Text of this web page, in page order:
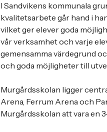
I Sandvikens kommunala
kvalitetsarbete går hand i
vilket ger elever goda
vår verksamhet och varje
gemensamma värdegrund
och goda möjligheter till
Murgårdsskolan ligger
Arena, Ferrum Arena och
Murgårdsskolan att vara en